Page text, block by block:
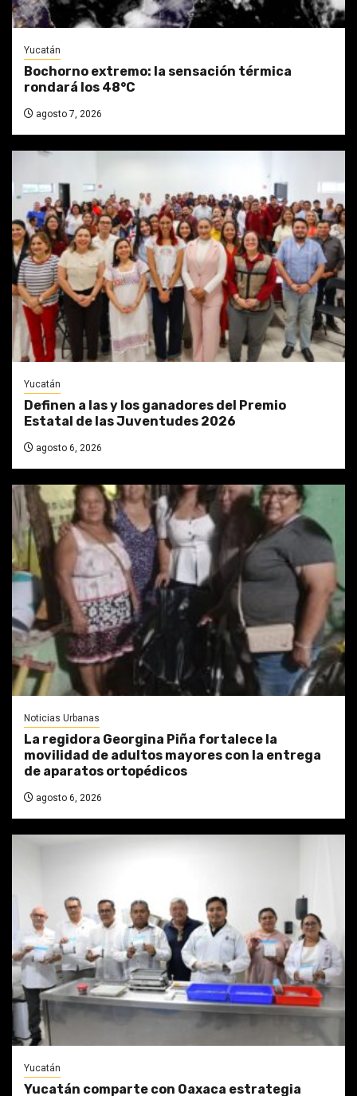
Yucatán
Bochorno extremo: la sensación térmica
rondará los 48°C
agosto 7, 2026
Yucatán
Definen a las y los ganadores del Premio
Estatal de las Juventudes 2026
agosto 6, 2026
Noticias Urbanas
La regidora Georgina Piña fortalece la
movilidad de adultos mayores con la entrega
de aparatos ortopédicos
agosto 6, 2026
Yucatán
Yucatán comparte con Oaxaca estrategia